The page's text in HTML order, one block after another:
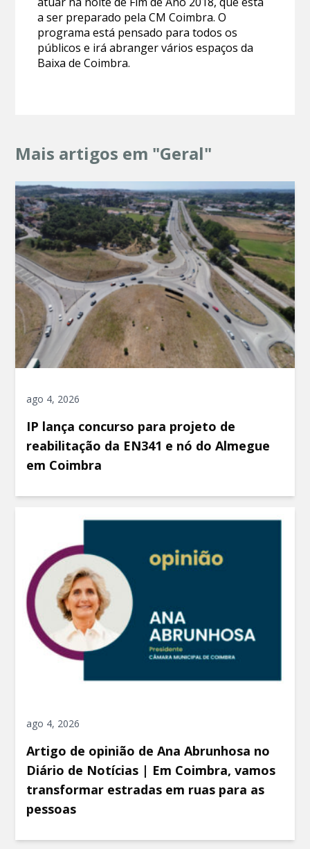
a ser preparado pela CM Coimbra. O
programa está pensado para todos os
públicos e irá abranger vários espaços da
Baixa de Coimbra.
Mais artigos em "Geral"
ago 4, 2026
IP lança concurso para projeto de
reabilitação da EN341 e nó do Almegue
em Coimbra
ago 4, 2026
Artigo de opinião de Ana Abrunhosa no
Diário de Notícias | Em Coimbra, vamos
transformar estradas em ruas para as
pessoas